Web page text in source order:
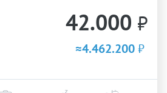
42.000 ₽
≈4.462.200₽